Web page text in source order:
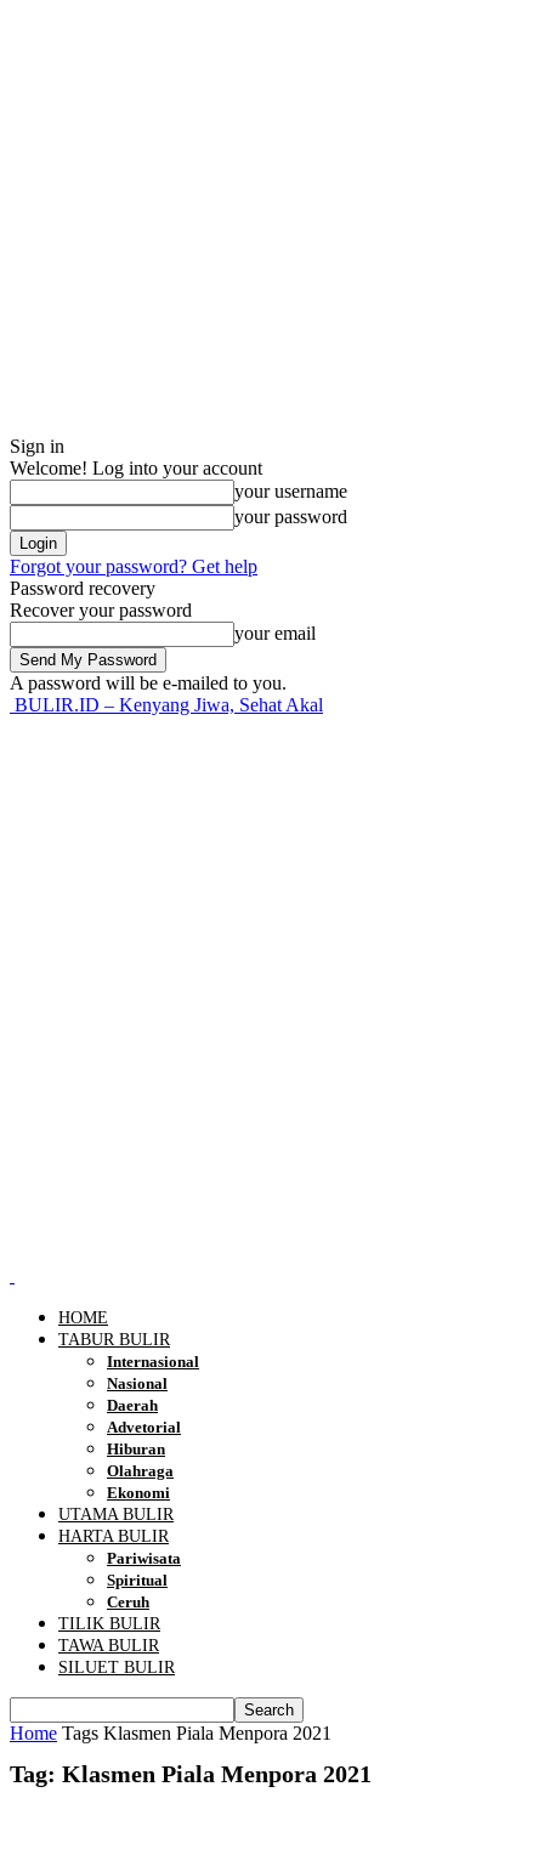
Sign in
Welcome! Log into your account
your username
your password
Forgot your password? Get help
Password recovery
Recover your password
your email
A password will be e-mailed to you.
BULIR.ID – Kenyang Jiwa, Sehat Akal
HOME
TABUR BULIR
Internasional
Nasional
Daerah
Advetorial
Hiburan
Olahraga
Ekonomi
UTAMA BULIR
HARTA BULIR
Pariwisata
Spiritual
Ceruh
TILIK BULIR
TAWA BULIR
SILUET BULIR
Home Tags Klasmen Piala Menpora 2021
Tag: Klasmen Piala Menpora 2021